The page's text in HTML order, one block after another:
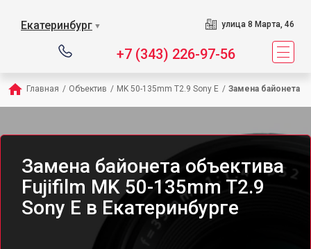
Екатеринбург ▼ улица 8 Марта, 46
+7 (343) 226-97-56
Главная / Объектив / MK 50-135mm T2.9 Sony E / Замена байонета
Замена байонета объектива
Fujifilm MK 50-135mm T2.9
Sony E в Екатеринбурге